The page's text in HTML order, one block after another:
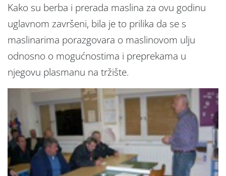
Kako su berba i prerada maslina za ovu godinu
uglavnom završeni, bila je to prilika da se s
maslinarima porazgovara o maslinovom ulju
odnosno o mogućnostima i preprekama u
njegovu plasmanu na tržište.